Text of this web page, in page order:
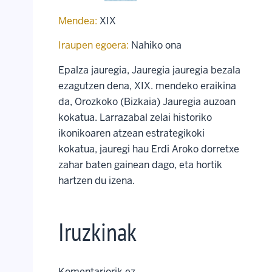
Mendea: XIX
Iraupen egoera: Nahiko ona
Epalza jauregia, Jauregia jauregia bezala
ezagutzen dena, XIX. mendeko eraikina
da, Orozkoko (Bizkaia) Jauregia auzoan
kokatua. Larrazabal zelai historiko
ikonikoaren atzean estrategikoki
kokatua, jauregi hau Erdi Aroko dorretxe
zahar baten gainean dago, eta hortik
hartzen du izena.
Iruzkinak